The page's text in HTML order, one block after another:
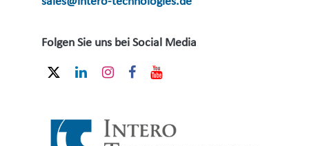
Folgen Sie uns bei Social Media